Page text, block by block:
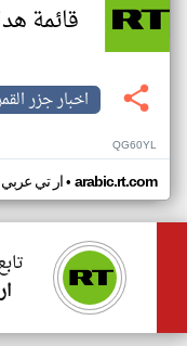
قائمة
اخبار جزر
QG60YL
ار تي عربي• arabic.rt.com